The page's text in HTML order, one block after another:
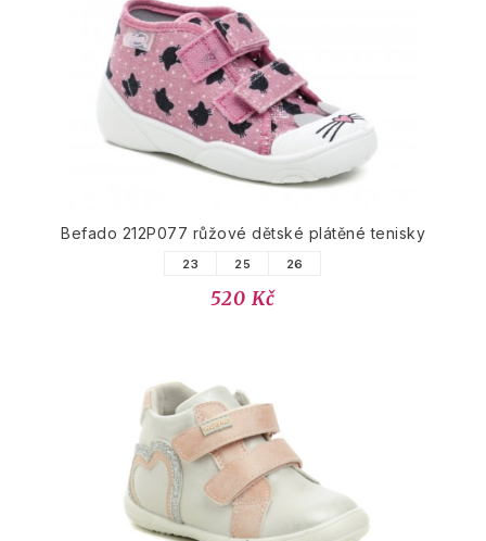
Befado 212P077 růžové dětské plátěné tenisky
23 25 26
520 Kč